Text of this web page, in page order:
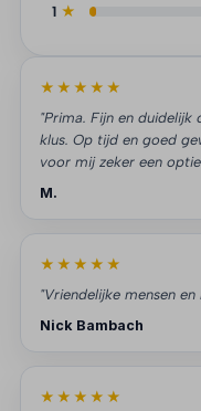
1 ★
★★★★★
"Prima. Fijn en
klus. Op tijd en goed
voor mij zeker een
M.
★★★★★
"Vriendelijke mensen
Nick Bambach
★★★★★